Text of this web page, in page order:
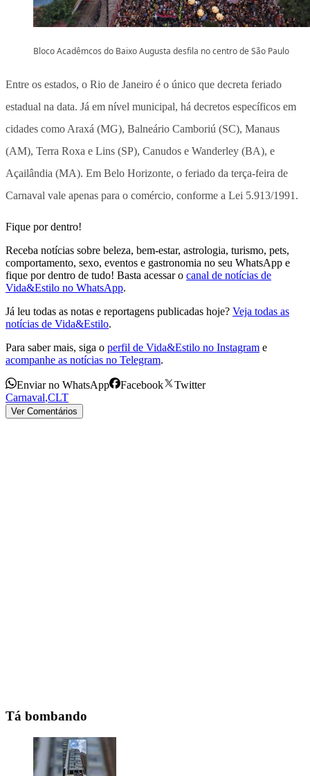
Bloco Acadêmcos do Baixo Augusta desfila no centro de São Paulo
Entre os estados, o Rio de Janeiro é o único que decreta feriado
estadual na data. Já em nível municipal, há decretos específicos em
cidades como Araxá (MG), Balneário Camboriú (SC), Manaus
(AM), Terra Roxa e Lins (SP), Canudos e Wanderley (BA), e
Açailândia (MA). Em Belo Horizonte, o feriado da terça-feira de
Carnaval vale apenas para o comércio, conforme a Lei 5.913/1991.
Fique por dentro!
Receba notícias sobre beleza, bem-estar, astrologia, turismo, pets,
comportamento, sexo, eventos e gastronomia no seu WhatsApp e
fique por dentro de tudo! Basta acessar o canal de notícias de
Vida&Estilo no WhatsApp.
Já leu todas as notas e reportagens publicadas hoje? Veja todas as
notícias de Vida&Estilo.
Para saber mais, siga o perfil de Vida&Estilo no Instagram e
acompanhe as notícias no Telegram.
Enviar no WhatsApp Facebook
Twitter
Carnaval,CLT
Ver Comentários
Tá bombando